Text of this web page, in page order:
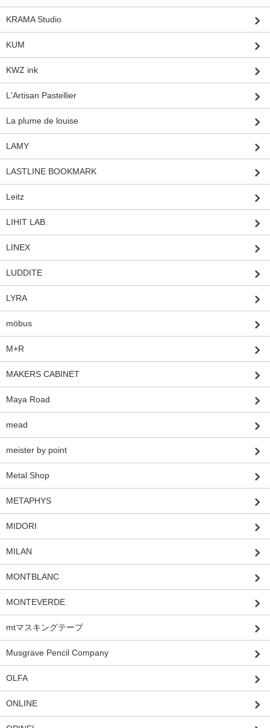
KRAMA Studio
KUM
KWZ ink
L'Artisan Pastellier
La plume de louise
LAMY
LASTLINE BOOKMARK
Leitz
LIHIT LAB.
LINEX
LUDDITE
LYRA
möbus
M+R
MAKERS CABINET
Maya Road
mead
meister by point
Metal Shop
METAPHYS
MIDORI
MILAN
MONTBLANC
MONTEVERDE
mtマスキングテープ
Musgrave Pencil Company
OLFA
ONLINE